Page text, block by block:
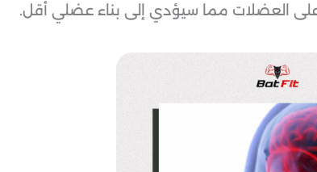
العضلات مما سيؤدي إلى بناء عضلي أقل.